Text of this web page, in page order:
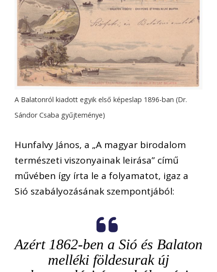
A Balatonról kiadott egyik első képeslap 1896-ban (Dr.
Sándor Csaba gyűjteménye)
Hunfalvy János, a „A magyar birodalom
természeti viszonyainak leirása” című
művében így írta le a folyamatot, igaz a
Sió szabályozásának szempontjából:
Azért 1862-ben a Sió és Balaton
melléki földesurak új